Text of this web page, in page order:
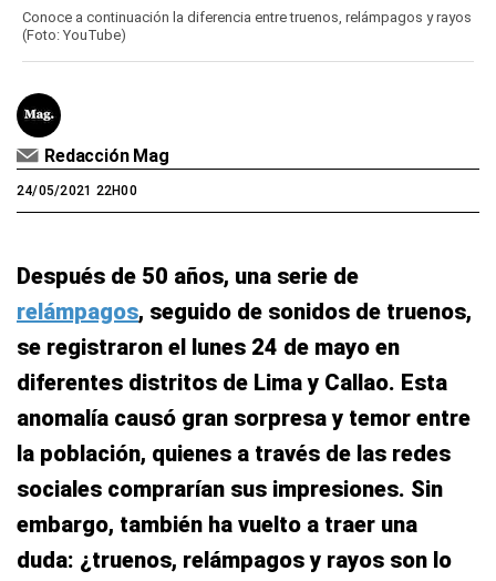
Conoce a continuación la diferencia entre truenos, relámpagos y rayos
(Foto: YouTube)
Redacción Mag
24/05/2021 22H00
Después de 50 años, una serie de
relámpagos, seguido de sonidos de truenos,
se registraron el lunes 24 de mayo en
diferentes distritos de Lima y Callao. Esta
anomalía causó gran sorpresa y temor entre
la población, quienes a través de las redes
sociales comprarían sus impresiones. Sin
embargo, también ha vuelto a traer una
duda: ¿truenos, relámpagos y rayos son lo